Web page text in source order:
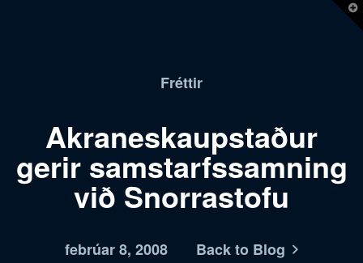
Fréttir
Akraneskaupstaður
gerir samstarfssamning
við Snorrastofu
febrúar 8, 2008 Back to Blog